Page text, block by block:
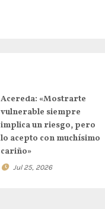
Acereda: «Mostrarte
vulnerable siempre
implica un riesgo, pero
lo acepto con muchísimo
cariño»
Jul 25, 2026